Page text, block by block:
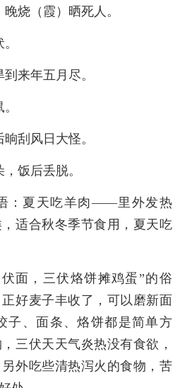
烧（霞）晒死人。
来年五月尽。
刮风日大怪。
饭后丢脱。
：夏天吃羊肉——里外发热
，适合秋冬季节食用，夏天吃
面，三伏烙饼摊鸡蛋”的俗
好麦子丰收了，可以磨新面
子、面条、烙饼都是简单方
三伏天天气炎热没有食欲，
外吃些清热泻火的食物，苦